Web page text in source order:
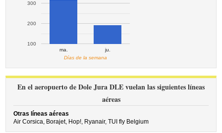
ma. ju.
100
200
300
Días de la semana
En el aeropuerto de Dole Jura DLE vuelan las siguientes líneas
aéreas
Otras líneas aéreas
Air Corsica, Borajet, Hop!, Ryanair,TUI fly Belgium